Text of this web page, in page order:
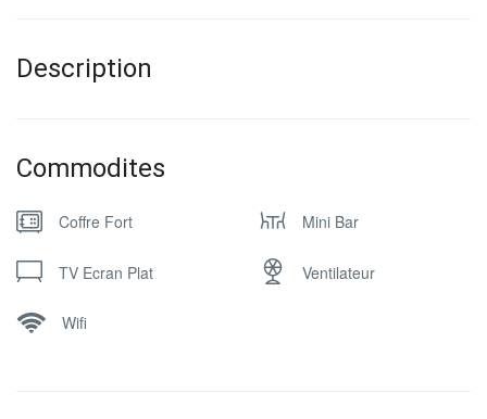
Description
Commodites
Coffre Fort Mini Bar
TV Ecran Plat Ventilateur
Wifi